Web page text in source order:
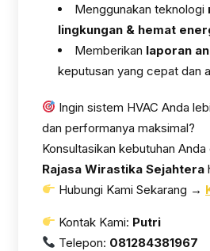
Menggunakan teknologi
lingkungan & hemat
Memberikan laporan
keputusan yang cepat dan
Ingin sistem HVAC Anda
dan performanya maksimal?
Konsultasikan kebutuhan Anda
Rajasa Wirastika Sejahtera
Hubungi Kami Sekarang →
Kontak Kami: Putri
Telepon: 081284381967